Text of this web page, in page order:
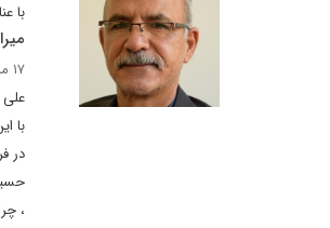
با
۱۷ مرداد ۱۴۰۱
علی
با
در
،